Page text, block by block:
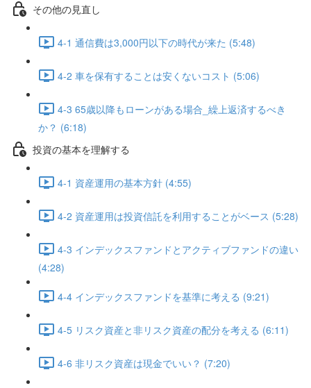
その他の見直し
4-1 通信費は3,000円以下の時代が来た (5:48)
4-2 車を保有することは安くないコスト (5:06)
4-3 65歳以降もローンがある場合_繰上返済するべき
か？ (6:18)
投資の基本を理解する
4-1 資産運用の基本方針 (4:55)
4-2 資産運用は投資信託を利用することがベース (5:28)
4-3 インデックスファンドとアクティブファンドの違い
(4:28)
4-4 インデックスファンドを基準に考える (9:21)
4-5 リスク資産と非リスク資産の配分を考える (6:11)
4-6 非リスク資産は現金でいい？ (7:20)